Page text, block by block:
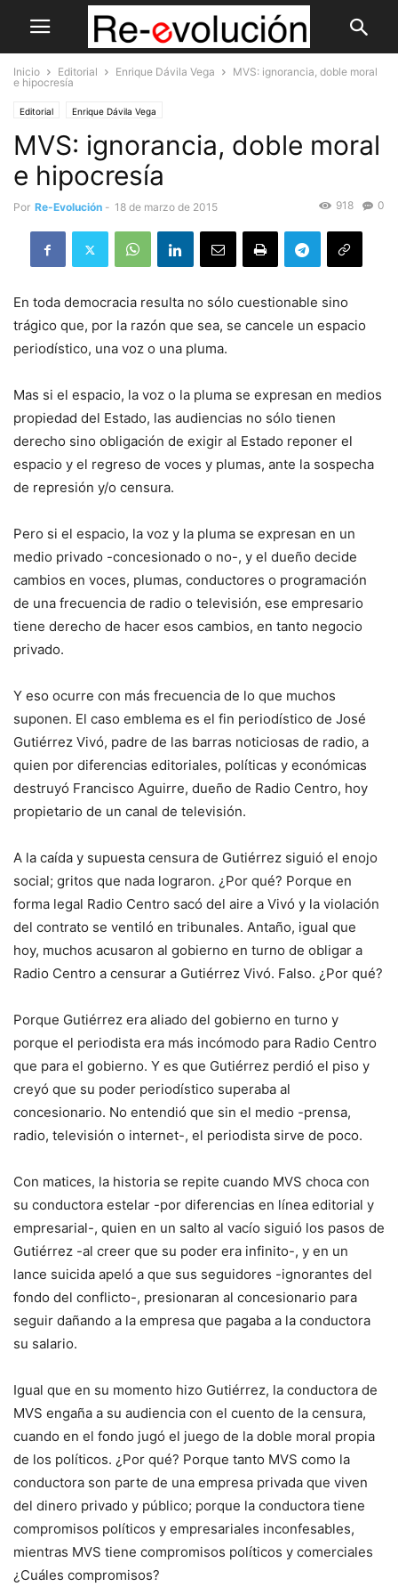
Inicio Editorial Enrique Dávila Vega
MVS: ignorancia, doble moral
e hipocresía
Editorial Enrique Dávila Vega
MVS: ignorancia, doble moral
e hipocresía
Por Re-Evolución - 18 de marzo de 2015 0
918
En toda democracia resulta no sólo cuestionable sino
trágico que, por la razón que sea, se cancele un espacio
periodístico, una voz o una pluma.
Mas si el espacio, la voz o la pluma se expresan en medios
propiedad del Estado, las audiencias no sólo tienen
derecho sino obligación de exigir al Estado reponer el
espacio y el regreso de voces y plumas, ante la sospecha
de represión y/o censura.
Pero si el espacio, la voz y la pluma se expresan en un
medio privado -concesionado o no-, y el dueño decide
cambios en voces, plumas, conductores o programación
de una frecuencia de radio o televisión, ese empresario
tiene derecho de hacer esos cambios, en tanto negocio
privado.
Y eso ocurre con más frecuencia de lo que muchos
suponen. El caso emblema es el fin periodístico de José
Gutiérrez Vivó, padre de las barras noticiosas de radio, a
quien por diferencias editoriales, políticas y económicas
destruyó Francisco Aguirre, dueño de Radio Centro, hoy
propietario de un canal de televisión.
A la caída y supuesta censura de Gutiérrez siguió el enojo
social; gritos que nada lograron. ¿Por qué? Porque en
forma legal Radio Centro sacó del aire a Vivó y la violación
del contrato se ventiló en tribunales. Antaño, igual que
hoy, muchos acusaron al gobierno en turno de obligar a
Radio Centro a censurar a Gutiérrez Vivó. Falso. ¿Por qué?
Porque Gutiérrez era aliado del gobierno en turno y
porque el periodista era más incómodo para Radio Centro
que para el gobierno. Y es que Gutiérrez perdió el piso y
creyó que su poder periodístico superaba al
concesionario. No entendió que sin el medio -prensa,
radio, televisión o internet-, el periodista sirve de poco.
Con matices, la historia se repite cuando MVS choca con
su conductora estelar -por diferencias en línea editorial y
empresarial-, quien en un salto al vacío siguió los pasos de
Gutiérrez -al creer que su poder era infinito-, y en un
lance suicida apeló a que sus seguidores -ignorantes del
fondo del conflicto-, presionaran al concesionario para
seguir dañando a la empresa que pagaba a la conductora
su salario.
Igual que en su momento hizo Gutiérrez, la conductora de
MVS engaña a su audiencia con el cuento de la censura,
cuando en el fondo jugó el juego de la doble moral propia
de los políticos. ¿Por qué? Porque tanto MVS como la
conductora son parte de una empresa privada que viven
del dinero privado y público; porque la conductora tiene
compromisos políticos y empresariales inconfesables,
mientras MVS tiene compromisos políticos y comerciales
¿Cuáles compromisos?